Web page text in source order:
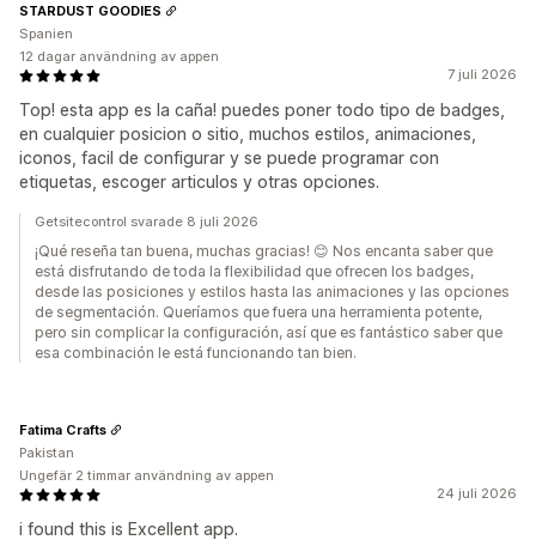
7 juli 2026
Top! esta app es la caña! puedes poner todo tipo de badges,
en cualquier posicion o sitio, muchos estilos, animaciones,
iconos, facil de configurar y se puede programar con
etiquetas, escoger articulos y otras opciones.
STARDUST GOODIES
Spanien
12 dagar användning av appen
Getsitecontrol svarade 8 juli 2026
¡Qué reseña tan buena, muchas gracias! 😊 Nos encanta saber que
está disfrutando de toda la flexibilidad que ofrecen los badges,
desde las posiciones y estilos hasta las animaciones y las opciones
de segmentación. Queríamos que fuera una herramienta potente,
pero sin complicar la configuración, así que es fantástico saber que
esa combinación le está funcionando tan bien.
24 juli 2026
i found this is Excellent app.
Fatima Crafts
Pakistan
Ungefär 2 timmar användning av appen